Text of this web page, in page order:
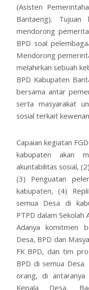
(Asisten
Bantaeng).
mendorong
BPD soal
Mendorong
melahirkan sebuah
BPD Kabupaten
bersama antar
serta masyarakat
sosial terkait
Capaian kegiatan
kabupaten akan
akuntabilitas sosial,
(3) Penguatan
kabupaten, (4)
semua Desa di
PTPD dalam
Adanya komitmen
Desa, BPD dan
FK BPD, dan tim
BPD di semua
orang, di antaranya
Kepala Desa,